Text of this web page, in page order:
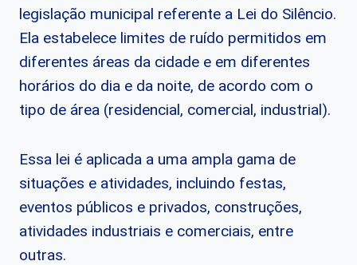
legislação municipal referente a Lei do Silêncio.
Ela estabelece limites de ruído permitidos em
diferentes áreas da cidade e em diferentes
horários do dia e da noite, de acordo com o
tipo de área (residencial, comercial, industrial).
Essa lei é aplicada a uma ampla gama de
situações e atividades, incluindo festas,
eventos públicos e privados, construções,
atividades industriais e comerciais, entre
outras.